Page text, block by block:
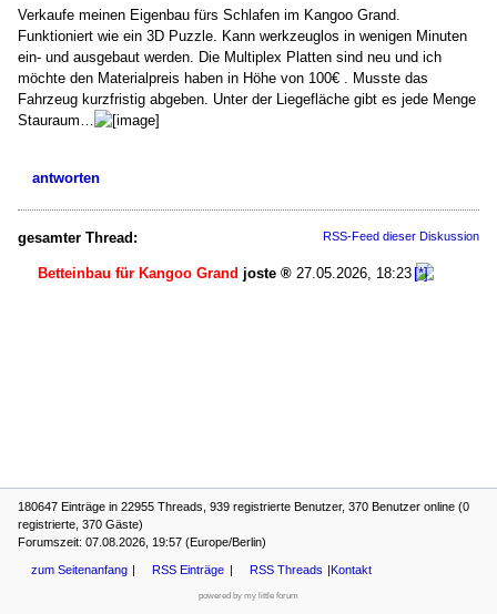
Verkaufe meinen Eigenbau fürs Schlafen im Kangoo Grand.
Funktioniert wie ein 3D Puzzle. Kann werkzeuglos in wenigen Minuten
ein- und ausgebaut werden. Die Multiplex Platten sind neu und ich
möchte den Materialpreis haben in Höhe von 100€ . Musste das
Fahrzeug kurzfristig abgeben. Unter der Liegefläche gibt es jede Menge
Stauraum…
antworten
gesamter Thread: RSS-Feed dieser Diskussion
Betteinbau für Kangoo Grand joste 27.05.2026, 18:23
180647 Einträge in 22955 Threads, 939 registrierte Benutzer, 370 Benutzer online (0
registrierte, 370 Gäste)
Forumszeit: 07.08.2026, 19:57 (Europe/Berlin)
zum Seitenanfang RSS Einträge RSS Threads Kontakt
powered by my little forum